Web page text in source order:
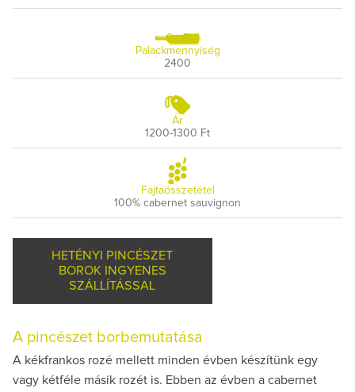
Palackmennyiség
2400
Ár
1200-1300 Ft
Fajtaösszetétel
100% cabernet sauvignon
HETÉNYI PINCÉSZET
BOROK INGYENES
SZÁLLÍTÁSSAL
A pincészet borbemutatása
A kékfrankos rozé mellett minden évben készítünk egy
vagy kétféle másik rozét is. Ebben az évben a cabernet